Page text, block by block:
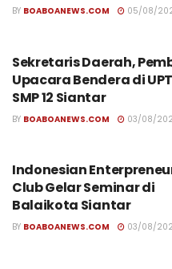
BY BOABOANEWS.COM 05/08/
Sekretaris Daerah,
Upacara Bendera di
SMP 12 Siantar
BY BOABOANEWS.COM 03/08/
Indonesian
Club Gelar Seminar di
Balaikota Siantar
BY BOABOANEWS.COM 03/08/